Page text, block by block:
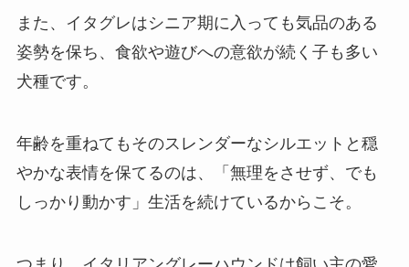
また、イタグレはシニア期に入っても気品のある
姿勢を保ち、食欲や遊びへの意欲が続く子も多い
犬種です。
年齢を重ねてもそのスレンダーなシルエットと穏
やかな表情を保てるのは、「無理をさせず、でも
しっかり動かす」生活を続けているからこそ。